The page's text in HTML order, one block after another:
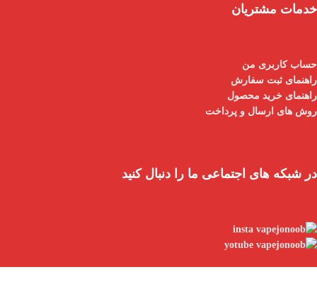
خدمات مشتریان
حساب کاربری من
راهنمای ثبت سفارش
راهنمای خرید محصول
روش های ارسال و پرداخت
در شبکه های اجتماعی ما را دنبال کنید